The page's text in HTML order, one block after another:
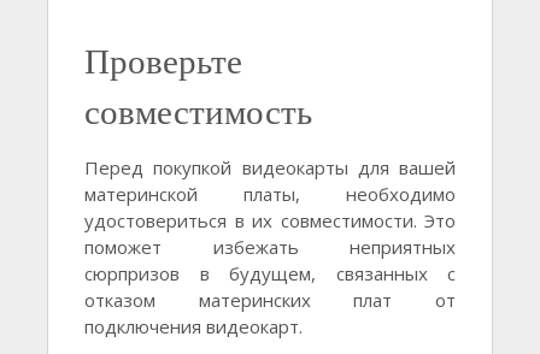
Проверьте
совместимость
Перед покупкой видеокарты для вашей
материнской платы, необходимо
удостовериться в их совместимости. Это
поможет избежать неприятных
сюрпризов в будущем, связанных с
отказом материнских плат от
подключения видеокарт.